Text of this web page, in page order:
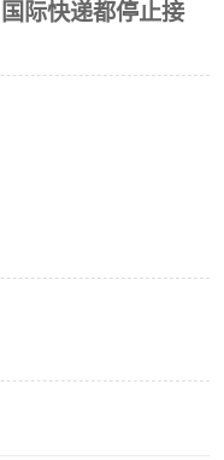
际快递都停止接